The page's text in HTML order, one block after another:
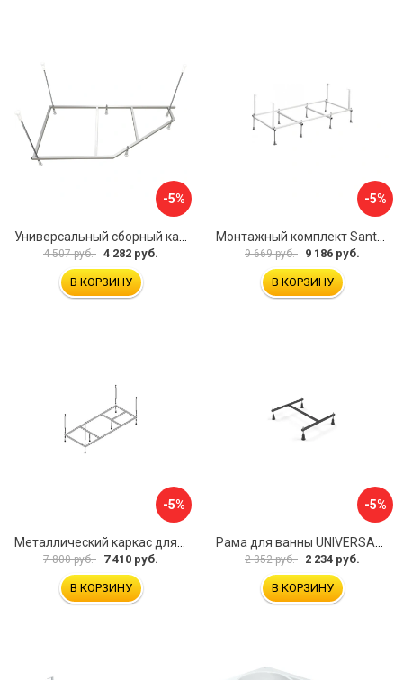
-5%
4 507 руб. 4 282 руб.
В КОРЗИНУ
-5%
9 669 руб. 9 186 руб.
В КОРЗИНУ
-5%
Металлический каркас для акриловой ванны Cezares EMP-170-70-MF-R
7 800 руб. 7 410 руб.
В КОРЗИНУ
-5%
Рама для ванны UNIVERSAL Cersanit K-RW-UNIVERSAL160-170
2 352 руб. 2 234 руб.
В КОРЗИНУ